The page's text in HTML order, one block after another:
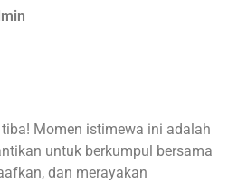
Momen istimewa ini adalah
untuk berkumpul bersama
dan merayakan